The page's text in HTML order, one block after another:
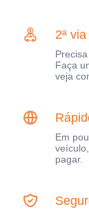
2ª
Faça
veja
Em
pagar.